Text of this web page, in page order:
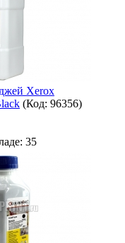
Xerox
(Код: 96356)
35